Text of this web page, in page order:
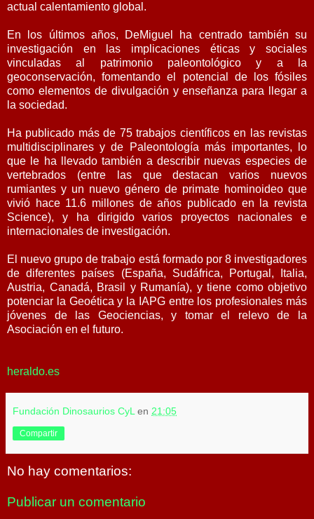
actual calentamiento global.
En los últimos años, DeMiguel ha centrado también su
investigación en las implicaciones éticas y sociales
vinculadas al patrimonio paleontológico y a la
geoconservación, fomentando el potencial de los fósiles
como elementos de divulgación y enseñanza para llegar a
la sociedad.
Ha publicado más de 75 trabajos científicos en las revistas
multidisciplinares y de Paleontología más importantes, lo
que le ha llevado también a describir nuevas especies de
vertebrados (entre las que destacan varios nuevos
rumiantes y un nuevo género de primate hominoideo que
vivió hace 11.6 millones de años publicado en la revista
Science), y ha dirigido varios proyectos nacionales e
internacionales de investigación.
El nuevo grupo de trabajo está formado por 8 investigadores
de diferentes países (España, Sudáfrica, Portugal, Italia,
Austria, Canadá, Brasil y Rumanía), y tiene como objetivo
potenciar la Geoética y la IAPG entre los profesionales más
jóvenes de las Geociencias, y tomar el relevo de la
Asociación en el futuro.
heraldo.es
Fundación Dinosaurios CyL en 21:05
Compartir
No hay comentarios:
Publicar un comentario